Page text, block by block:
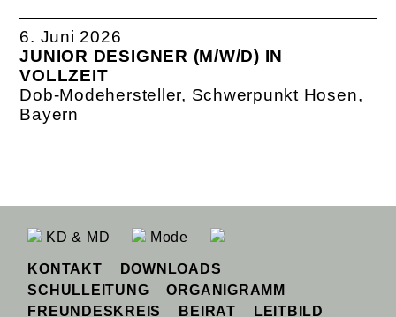
6. Juni 2026
JUNIOR DESIGNER (M/W/D) IN
VOLLZEIT
Dob-Modehersteller, Schwerpunkt Hosen,
Bayern
KD & MD Mode
KONTAKT
DOWNLOADS
SCHULLEITUNG
ORGANIGRAMM
FREUNDESKREIS
BEIRAT LEITBILD